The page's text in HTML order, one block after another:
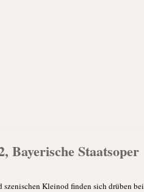
Bayerische Staatsoper
Kleinod finden sich drüben bei